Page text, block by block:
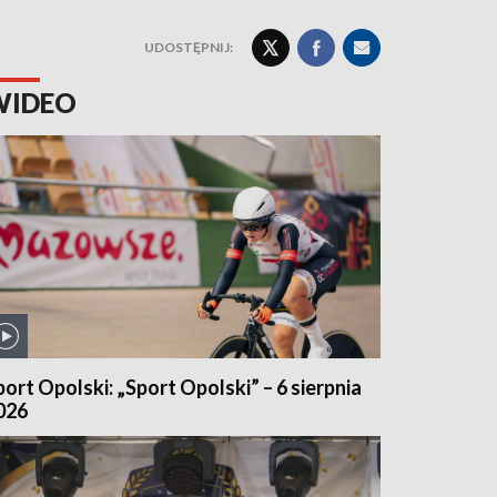
UDOSTĘPNIJ:
Opolski: „Sport Opolski” – 6 sierpnia